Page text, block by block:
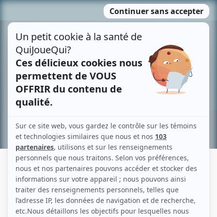
MENU
contenu
Recherche avancée »
MADELEINE GUÉRIN
Liens
Fiche de Madeleine Guérin sur Showbizz.net